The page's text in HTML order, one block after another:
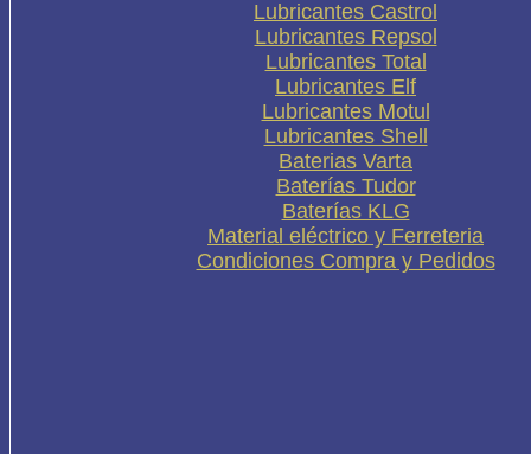
Lubricantes Castrol
Lubricantes Repsol
Lubricantes Total
Lubricantes Elf
Lubricantes Motul
Lubricantes Shell
Baterias Varta
Baterías Tudor
Baterías KLG
Material eléctrico y Ferreteria
Condiciones Compra y Pedidos